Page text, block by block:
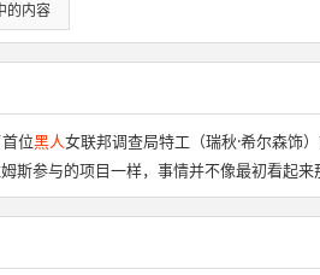
的内容
位黑人女联邦调查局特工（瑞秋·希尔森饰
斯参与的项目一样，事情并不像最初看起来